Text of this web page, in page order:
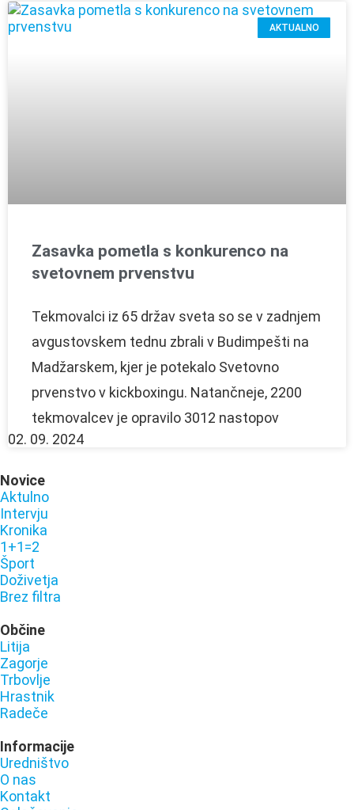
AKTUALNO
Zasavka pometla s konkurenco na
svetovnem prvenstvu
Tekmovalci iz 65 držav sveta so se v zadnjem
avgustovskem tednu zbrali v Budimpešti na
Madžarskem, kjer je potekalo Svetovno
prvenstvo v kickboxingu. Natančneje, 2200
tekmovalcev je opravilo 3012 nastopov
02. 09. 2024
Novice
Aktulno
Intervju
Kronika
1+1=2
Šport
Doživetja
Brez filtra
Občine
Litija
Zagorje
Trbovlje
Hrastnik
Radeče
Informacije
Uredništvo
O nas
Kontakt